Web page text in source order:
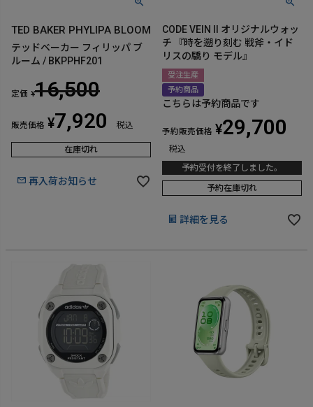
TED BAKER PHYLIPA BLOOM
テッドベーカー フィリッパ ブ
ルーム / BKPPHF201
定価 ¥16,500
販売価格 ¥7,920 税込
在庫切れ
再入荷お知らせ
CODE VEIN II オリジナルウォッ
チ 『時を遡り刻む 戦斧・イド
リスの驕り モデル』
受注生産
予約商品
こちらは予約商品です
予約販売価格 ¥29,700
税込
予約受付を終了しました。
予約在庫切れ
詳細を見る